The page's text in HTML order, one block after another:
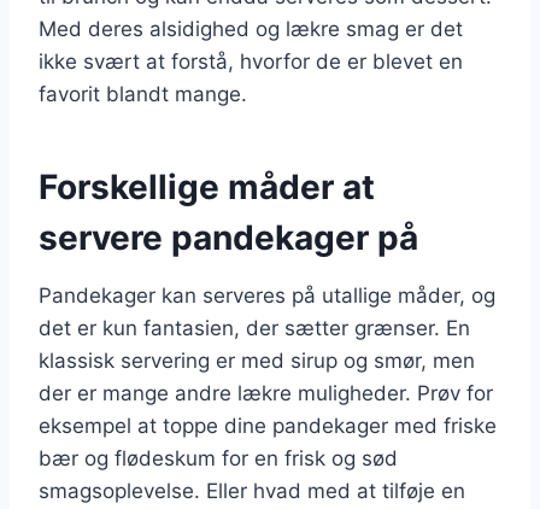
Med deres alsidighed og lækre smag er det
ikke svært at forstå, hvorfor de er blevet en
favorit blandt mange.
Forskellige måder at
servere pandekager på
Pandekager kan serveres på utallige måder, og
det er kun fantasien, der sætter grænser. En
klassisk servering er med sirup og smør, men
der er mange andre lækre muligheder. Prøv for
eksempel at toppe dine pandekager med friske
bær og flødeskum for en frisk og sød
smagsoplevelse. Eller hvad med at tilføje en